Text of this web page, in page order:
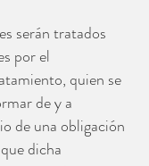
serán tratados
por el
quien se
de y a
de una obligación
dicha